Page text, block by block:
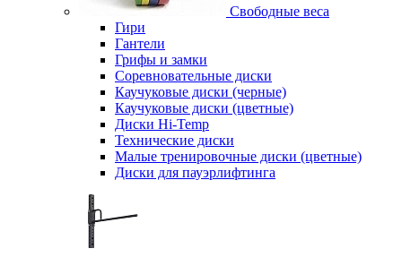
Свободные веса
Гири
Гантели
Грифы и замки
Соревновательные диски
Каучуковые диски (черные)
Каучуковые диски (цветные)
Диски Hi-Temp
Технические диски
Малые тренировочные диски (цветные)
Диски для пауэрлифтинга